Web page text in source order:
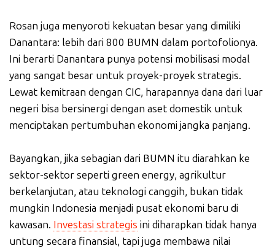
Rosan juga menyoroti kekuatan besar yang dimiliki
Danantara: lebih dari 800 BUMN dalam portofolionya.
Ini berarti Danantara punya potensi mobilisasi modal
yang sangat besar untuk proyek-proyek strategis.
Lewat kemitraan dengan CIC, harapannya dana dari luar
negeri bisa bersinergi dengan aset domestik untuk
menciptakan pertumbuhan ekonomi jangka panjang.
Bayangkan, jika sebagian dari BUMN itu diarahkan ke
sektor-sektor seperti green energy, agrikultur
berkelanjutan, atau teknologi canggih, bukan tidak
mungkin Indonesia menjadi pusat ekonomi baru di
kawasan. Investasi strategis ini diharapkan tidak hanya
untung secara finansial, tapi juga membawa nilai